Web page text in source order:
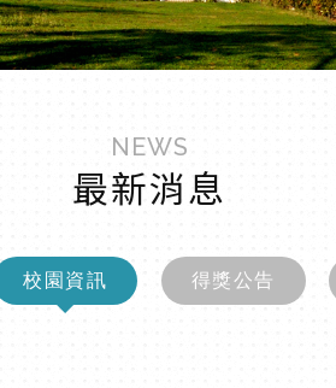
NEWS
最新消息
校園資訊 得獎公告